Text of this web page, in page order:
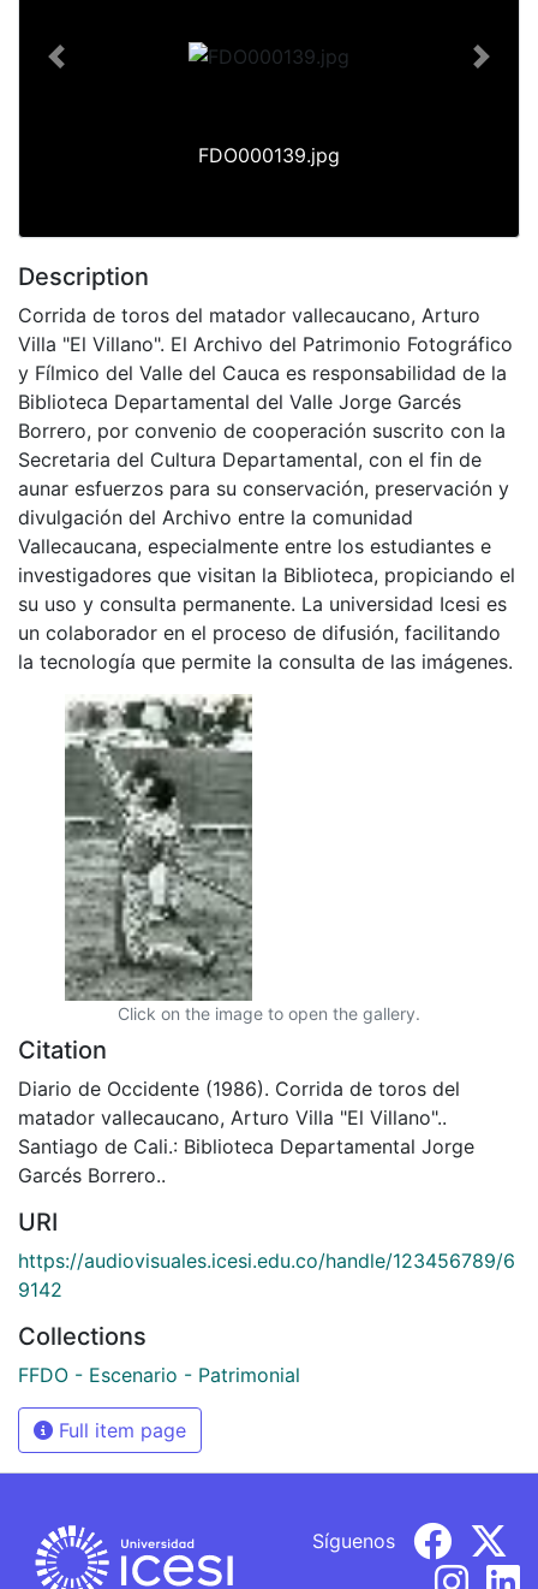
FDO000139.jpg
Previous Next
Description
Corrida de toros del matador vallecaucano, Arturo
Villa "El Villano". El Archivo del Patrimonio Fotográfico
y Fílmico del Valle del Cauca es responsabilidad de la
Biblioteca Departamental del Valle Jorge Garcés
Borrero, por convenio de cooperación suscrito con la
Secretaria del Cultura Departamental, con el fin de
aunar esfuerzos para su conservación, preservación y
divulgación del Archivo entre la comunidad
Vallecaucana, especialmente entre los estudiantes e
investigadores que visitan la Biblioteca, propiciando el
su uso y consulta permanente. La universidad Icesi es
un colaborador en el proceso de difusión, facilitando
la tecnología que permite la consulta de las imágenes.
Click on the image to open the gallery.
Citation
Diario de Occidente (1986). Corrida de toros del
matador vallecaucano, Arturo Villa "El Villano"..
Santiago de Cali.: Biblioteca Departamental Jorge
Garcés Borrero..
URI
https://audiovisuales.icesi.edu.co/handle/123456789/6
9142
Collections
FFDO - Escenario - Patrimonial
Full item page
Síguenos